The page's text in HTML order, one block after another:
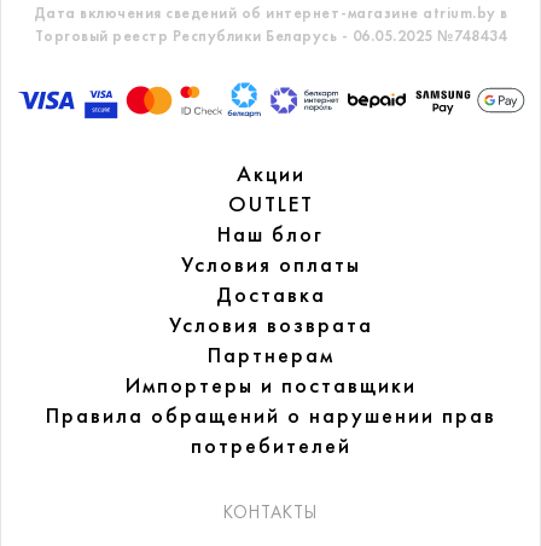
Дата включения сведений об интернет-магазине atrium.by в
Торговый реестр Республики Беларусь - 06.05.2025 №748434
Акции
OUTLET
Наш блог
Условия оплаты
Доставка
Условия возврата
Партнерам
Импортеры и поставщики
Правила обращений о нарушении прав
потребителей
КОНТАКТЫ